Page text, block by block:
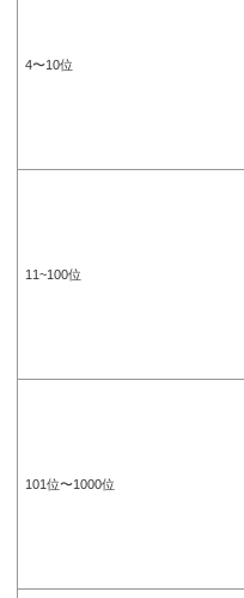
4〜10位
11~100位
101位〜1000位